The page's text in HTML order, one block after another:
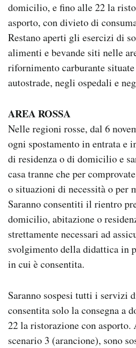
domicilio, e fino alle 22 la
asporto, con divieto di
Restano aperti gli esercizi di
alimenti e bevande siti nelle
rifornimento carburante
autostrade, negli ospedali e
AREA ROSSA
Nelle regioni rosse, dal 6
ogni spostamento in entrata e
di residenza o di domicilio e
casa tranne che per
o situazioni di necessità o per
Saranno consentiti il rientro
domicilio, abitazione o
strettamente necessari ad
svolgimento della didattica in
in cui è consentita.
Saranno sospesi tutti i servizi
consentita solo la consegna a
22 la ristorazione con
scenario 3 (arancione), sono